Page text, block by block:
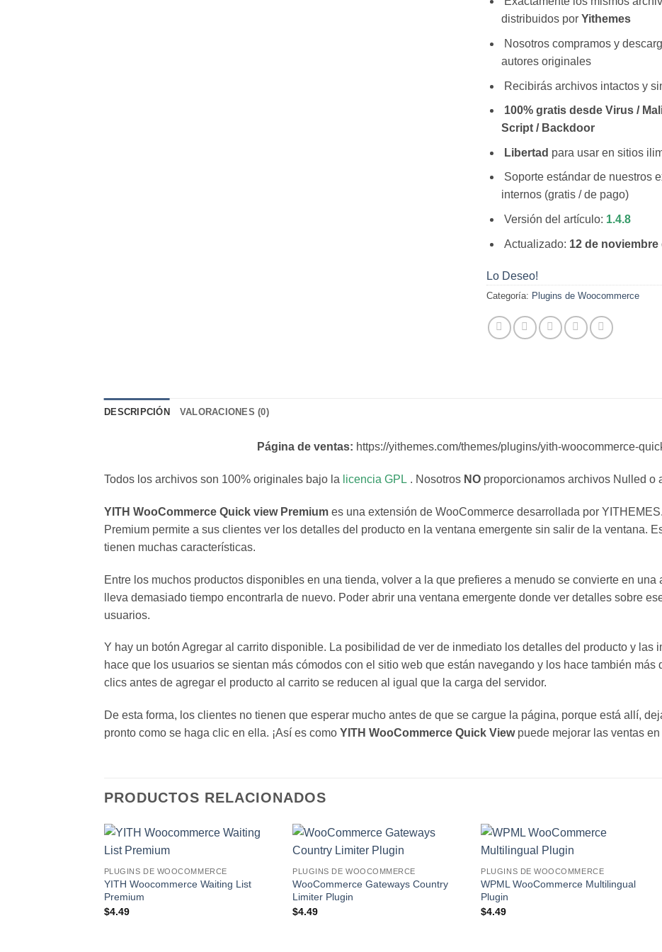
distribuidos por Yithemes
Nosotros compramos y
autores originales
Recibirás archivos intactos y
100% gratis desde Virus /
Script / Backdoor
Libertad para usar en sitios
Soporte estándar de nuestros
internos (gratis / de pago)
Versión del artículo: 1.4.8
Actualizado: 12 de noviembre
Lo Deseo!
Categoría: Plugins de Woocommerce
DESCRIPCIÓN VALORACIONES (0)
Página de ventas: https://yithemes.com/themes/plugins/yith-woocommerce-
Todos los archivos son 100% originales bajo la licencia GPL . Nosotros NO proporcionamos archivos Nulled o
YITH WooCommerce Quick view Premium es una extensión de WooCommerce desarrollada por
Premium permite a sus clientes ver los detalles del producto en la ventana emergente sin salir de la ventana.
tienen muchas características.
Entre los muchos productos disponibles en una tienda, volver a la que prefieres a menudo se convierte en
lleva demasiado tiempo encontrarla de nuevo. Poder abrir una ventana emergente donde ver detalles sobre
usuarios.
Y hay un botón Agregar al carrito disponible. La posibilidad de ver de inmediato los detalles del producto y las
hace que los usuarios se sientan más cómodos con el sitio web que están navegando y los hace también más
clics antes de agregar el producto al carrito se reducen al igual que la carga del servidor.
De esta forma, los clientes no tienen que esperar mucho antes de que se cargue la página, porque está allí,
pronto como se haga clic en ella. ¡Así es como YITH WooCommerce Quick Viewpuede mejorar las ventas en
PRODUCTOS RELACIONADOS
PLUGINS DE WOOCOMMERCE
YITH Woocommerce Waiting List
Premium
$4.49
PLUGINS DE WOOCOMMERCE
WooCommerce Gateways Country
Limiter Plugin
$4.49
PLUGINS DE WOOCOMMERCE
WPML WooCommerce Multilingual
Plugin
$4.49